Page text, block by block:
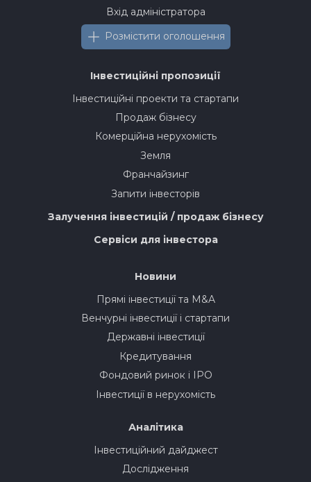
Вхід адміністратора
Розмістити оголошення
Інвестиційні пропозиції
Інвестиційні проекти та стартапи
Продаж бізнесу
Комерційна нерухомість
Земля
Франчайзинг
Запити інвесторів
Залучення інвестицій / продаж бізнесу
Сервіси для інвестора
Новини
Прямі інвестиції та M&A
Венчурні інвестиції і стартапи
Державні інвестиції
Кредитування
Фондовий ринок і IPO
Інвестиції в нерухомість
Аналітика
Інвестиційний дайджест
Дослідження